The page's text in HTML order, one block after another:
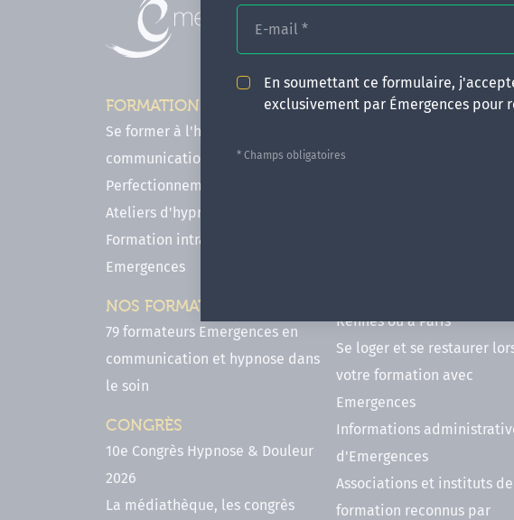
E-mail *
En soumettant ce formulaire,
exclusivement par Émergences pour
* Champs obligatoires
FORMATIONS
Se former à l'hypnose, l'IMO & la
communication
Perfectionnements en Hypnose
Ateliers d'hypnose en ligne
Formation intra-établissement
Emergences
NOS FORMATEURS
79 formateurs Emergences en
communication et hypnose dans
le soin
CONGRÈS
10e Congrès Hypnose & Douleur
2026
La médiathèque, les congrès
INFOS PRATIQUES
en hypnose (FIF PL, CPF,
Rennes ou à Paris
Se loger et se restaurer
votre formation avec
Emergences
Informations
d'Emergences
Associations et instituts de
formation reconnus par